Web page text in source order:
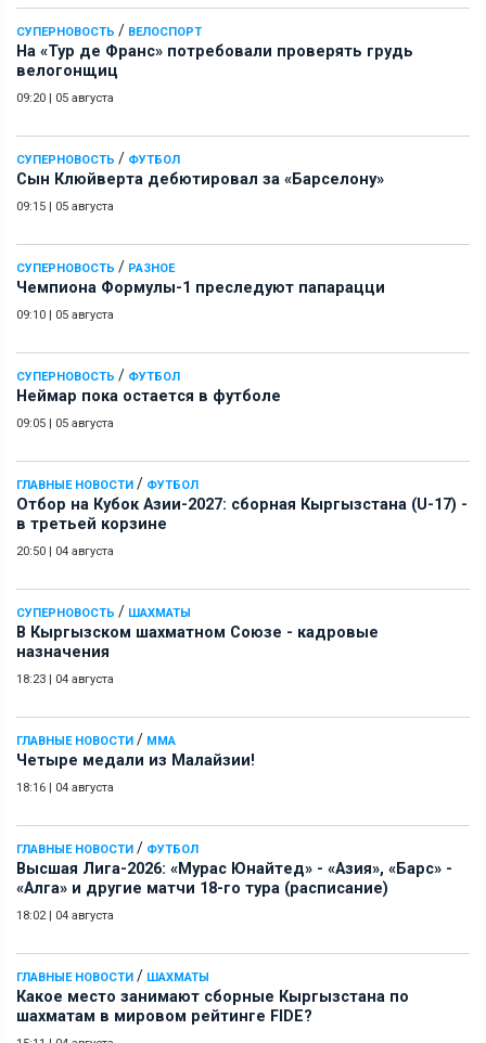
СУПЕРНОВОСТЬ / ВЕЛОСПОРТ
На «Тур де Франс» потребовали проверять грудь
велогонщиц
09:20 | 05 августа
СУПЕРНОВОСТЬ / ФУТБОЛ
Сын Клюйверта дебютировал за «Барселону»
09:15 | 05 августа
СУПЕРНОВОСТЬ / РАЗНОЕ
Чемпиона Формулы-1 преследуют папарацци
09:10 | 05 августа
СУПЕРНОВОСТЬ / ФУТБОЛ
Неймар пока остается в футболе
09:05 | 05 августа
ГЛАВНЫЕ НОВОСТИ / ФУТБОЛ
Отбор на Кубок Азии-2027: сборная Кыргызстана (U-17) -
в третьей корзине
20:50 | 04 августа
СУПЕРНОВОСТЬ / ШАХМАТЫ
В Кыргызском шахматном Союзе - кадровые
назначения
18:23 | 04 августа
ГЛАВНЫЕ НОВОСТИ / ММА
Четыре медали из Малайзии!
18:16 | 04 августа
ГЛАВНЫЕ НОВОСТИ / ФУТБОЛ
Высшая Лига-2026: «Мурас Юнайтед» - «Азия», «Барс» -
«Алга» и другие матчи 18-го тура (расписание)
18:02| 04 августа
ГЛАВНЫЕ НОВОСТИ / ШАХМАТЫ
Какое место занимают сборные Кыргызстана по
шахматам в мировом рейтинге FIDE?